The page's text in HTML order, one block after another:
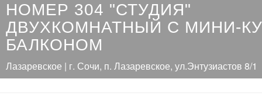
НОМЕР 304 "СТУДИЯ"
ДВУХКОМНАТНЫЙ С МИНИ-
БАЛКОНОМ
Лазаревское | г. Сочи, п. Лазаревское, ул.Энтузиастов 8/1